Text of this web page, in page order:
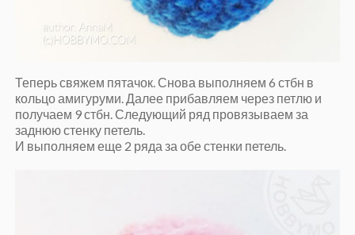
Теперь свяжем пятачок. Снова выполняем 6 стбн в
кольцо амигуруми. Далее прибавляем через петлю и
получаем 9 стбн. Следующий ряд провязываем за
заднюю стенку петель.
И выполняем еще 2 ряда за обе стенки петель.